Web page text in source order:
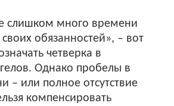
слишком много времени
обязанностей», – вот
четверка в
Однако пробелы в
– или полное отсутствие
компенсировать